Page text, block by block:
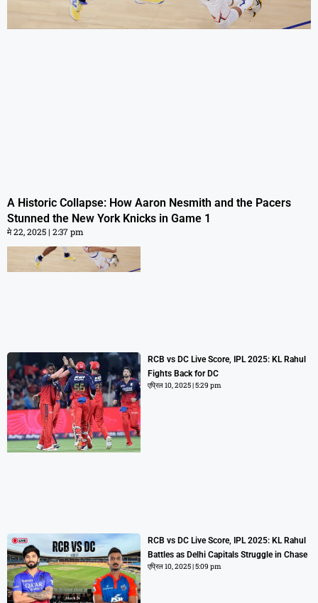
A Historic Collapse: How Aaron Nesmith and the Pacers
Stunned the New York Knicks in Game 1
मे 22, 2025 2:37 pm
and the Pacers Stunned the New York
Knicks in Game 1
RCB vs DC Live Score, IPL 2025: KL Rahul
Fights Back for DC
एप्रिल 10, 2025 5:29 pm
RCB vs DC Live Score, IPL 2025: KL Rahul
Battles as Delhi Capitals Struggle in Chase
एप्रिल 10, 2025 5:09 pm